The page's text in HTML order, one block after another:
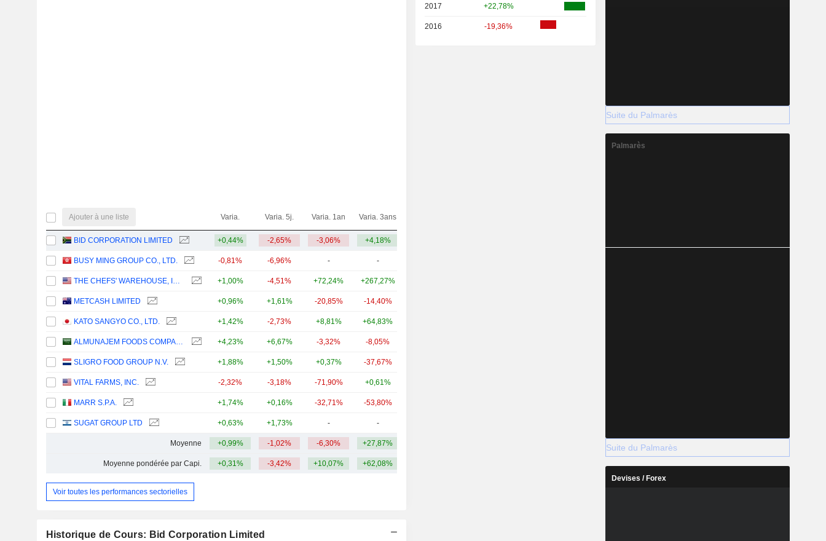
Ajouter à une liste Varia. Varia. 5j. Varia. 1an Varia. 3ans
BID CORPORATION LIMITED +0,44% -2,65% -3,06% +4,18%
BUSY MING GROUP CO., LTD. -0,81% -6,96% - -
THE CHEFS' WAREHOUSE, INC. +1,00% -4,51% +72,24% +267,27%
METCASH LIMITED +0,96% +1,61% -20,85% -14,40%
KATO SANGYO CO., LTD. +1,42% -2,73% +8,81% +64,83%
ALMUNAJEM FOODS COMPANY +4,23% +6,67% -3,32% -8,05%
SLIGRO FOOD GROUP N.V. +1,88% +1,50% +0,37% -37,67%
VITAL FARMS, INC. -2,32% -3,18% -71,90% +0,61%
MARR S.P.A. +1,74% +0,16% -32,71% -53,80%
SUGAT GROUP LTD +0,63% +1,73% - -
Moyenne +0,99% -1,02% -6,30% +27,87%
Moyenne pondérée par Capi. +0,31% -3,42% +10,07% +62,08%
Voir toutes les performances sectorielles
Historique de Cours: Bid Corporation Limited
2017 +22,78%
2016 -19,36%
Suite du Palmarès
Palmarès
Suite du Palmarès
Devises / Forex